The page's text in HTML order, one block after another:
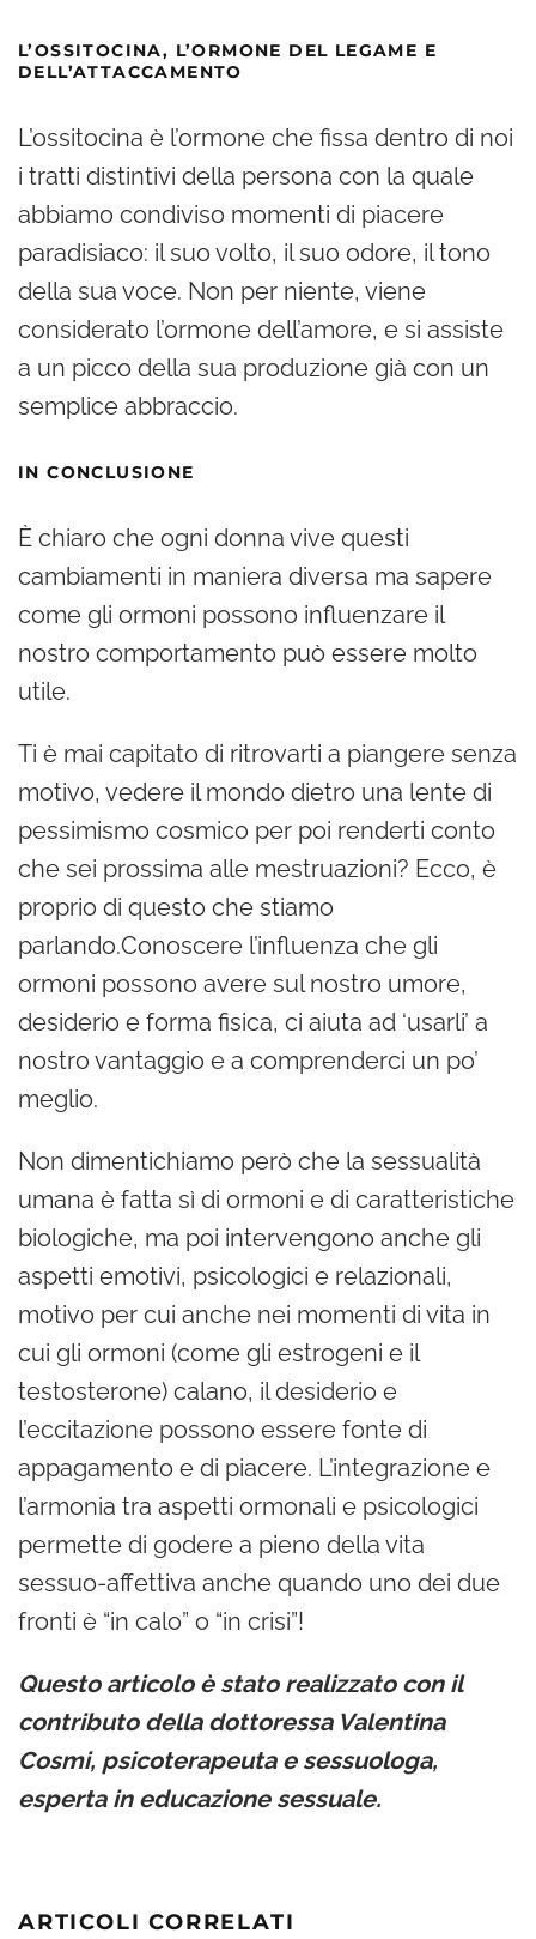
L’OSSITOCINA, L’ORMONE DEL LEGAME E
DELL’ATTACCAMENTO
L’ossitocina è l’ormone che fissa dentro di noi
i tratti distintivi della persona con la quale
abbiamo condiviso momenti di piacere
paradisiaco: il suo volto, il suo odore, il tono
della sua voce. Non per niente, viene
considerato l’ormone dell’amore, e si assiste
a un picco della sua produzione già con un
semplice abbraccio.
IN CONCLUSIONE
È chiaro che ogni donna vive questi
cambiamenti in maniera diversa ma sapere
come gli ormoni possono influenzare il
nostro comportamento può essere molto
utile.
Ti è mai capitato di ritrovarti a piangere senza
motivo, vedere il mondo dietro una lente di
pessimismo cosmico per poi renderti conto
che sei prossima alle mestruazioni? Ecco, è
proprio di questo che stiamo
parlando.Conoscere l’influenza che gli
ormoni possono avere sul nostro umore,
desiderio e forma fisica, ci aiuta ad ‘usarli’ a
nostro vantaggio e a comprenderci un po’
meglio.
Non dimentichiamo però che la sessualità
umana è fatta sì di ormoni e di caratteristiche
biologiche, ma poi intervengono anche gli
aspetti emotivi, psicologici e relazionali,
motivo per cui anche nei momenti di vita in
cui gli ormoni (come gli estrogeni e il
testosterone) calano, il desiderio e
l’eccitazione possono essere fonte di
appagamento e di piacere. L’integrazione e
l’armonia tra aspetti ormonali e psicologici
permette di godere a pieno della vita
sessuo-affettiva anche quando uno dei due
fronti è “in calo” o “in crisi”!
Questo articolo è stato realizzato con il
contributo della dottoressa Valentina
Cosmi, psicoterapeuta e sessuologa,
esperta in educazione sessuale.
ARTICOLI CORRELATI